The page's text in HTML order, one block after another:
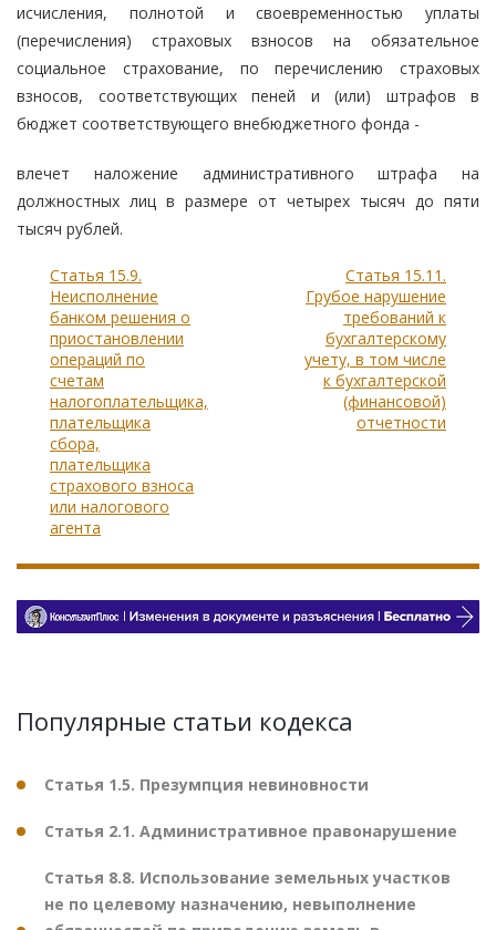
исчисления, полнотой и своевременностью уплаты
(перечисления) страховых взносов на обязательное
социальное страхование, по перечислению страховых
взносов, соответствующих пеней и (или) штрафов в
бюджет соответствующего внебюджетного фонда -
влечет наложение административного штрафа на
должностных лиц в размере от четырех тысяч до пяти
тысяч рублей.
Статья 15.9.
Неисполнение
банком решения о
приостановлении
операций по
счетам
налогоплательщика,
плательщика
сбора,
плательщика
страхового взноса
или налогового
агента
Статья 15.11.
Грубое нарушение
требований к
бухгалтерскому
учету, в том числе
к бухгалтерской
(финансовой)
отчетности
Популярные статьи кодекса
Статья 1.5. Презумпция невиновности
Статья 2.1. Административное правонарушение
Статья 8.8. Использование земельных участков
не по целевому назначению, невыполнение